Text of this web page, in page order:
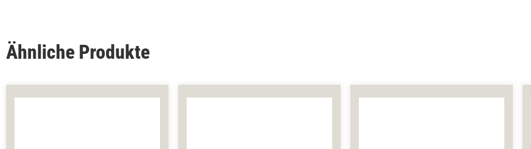
Ähnliche Produkte